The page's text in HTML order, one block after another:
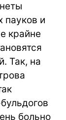
пауков и
крайне
Так, на
больно